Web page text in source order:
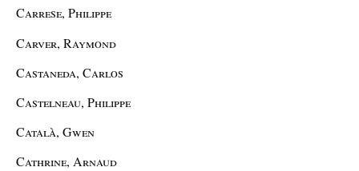
Carrese, Philippe
Carver, Raymond
Castaneda, Carlos
Castelneau, Philippe
Català, Gwen
Cathrine, Arnaud